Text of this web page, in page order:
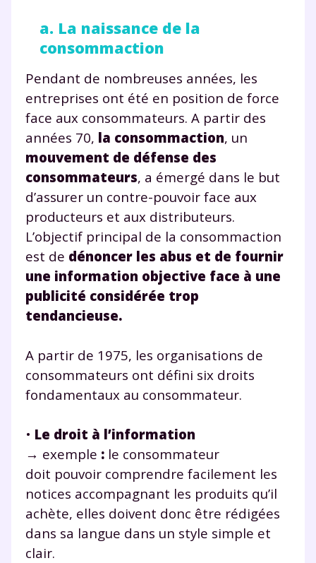
a. La naissance de la
consommaction
Pendant de nombreuses années, les
entreprises ont été en position de force
face aux consommateurs. A partir des
années 70, la consommaction, un
mouvement de défense des
consommateurs, a émergé dans le but
d’assurer un contre-pouvoir face aux
producteurs et aux distributeurs.
L’objectif principal de la consommaction
est de dénoncer les abus et de fournir
une information objective face à une
publicité considérée trop
tendancieuse.
A partir de 1975, les organisations de
consommateurs ont défini six droits
fondamentaux au consommateur.
• Le droit à l’information
→ exemple : le consommateur
doit pouvoir comprendre facilement les
notices accompagnant les produits qu’il
achète, elles doivent donc être rédigées
dans sa langue dans un style simple et
clair.